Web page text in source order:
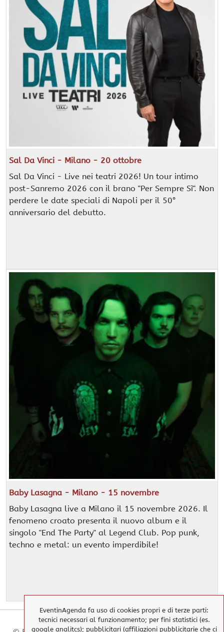
Sal Da Vinci - Milano - 20 ottobre
Sal Da Vinci - Live nei teatri 2026! Un tour intimo
post-Sanremo 2026 con il brano "Per Sempre Sì". Non
perdere le date speciali di Napoli per il 50°
anniversario del debutto.
Baby Lasagna - Milano - 15 novembre
Baby Lasagna live a Milano il 15 novembre 2026. Il
fenomeno croato presenta il nuovo album e il
singolo "End The Party" al Legend Club. Pop punk,
techno e metal: un evento imperdibile!
EventinAgenda fa uso di cookies propri e di terze parti:
tecnici necessari al funzionamento; per fini statistici (es.
google analitcs); pubblicitari (affiliazioni pubblicitarie che ci